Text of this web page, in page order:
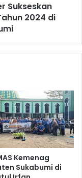
Sukseskan
2024 di
Kemenag
Sukabumi di